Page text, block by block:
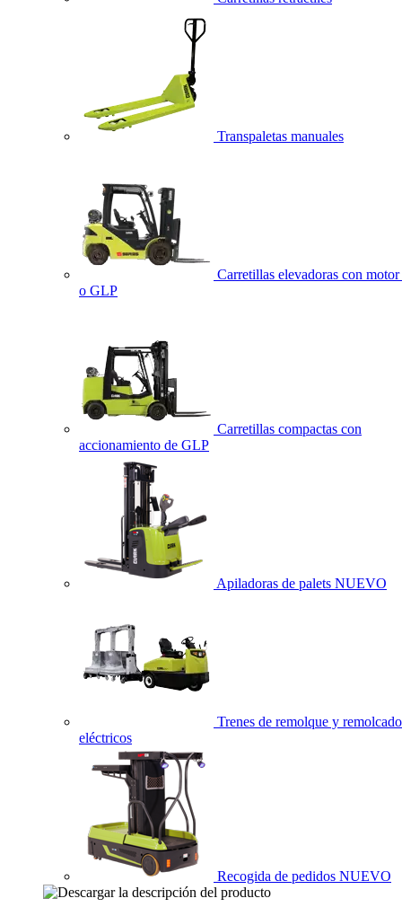
Transpaletas manuales
Carretillas elevadoras con motor
o GLP
Carretillas compactas con
accionamiento de GLP
Apiladoras de palets NUEVO
Trenes de remolque y
eléctricos
Recogida de pedidos NUEVO